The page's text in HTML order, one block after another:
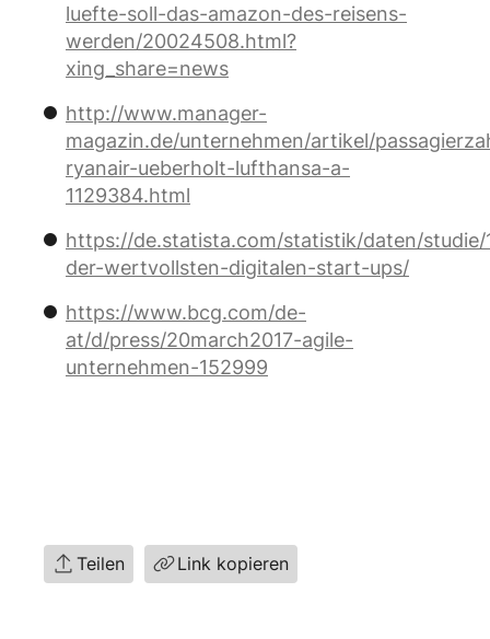
luefte-soll-das-amazon-des-reisens-
werden/20024508.html?
xing_share=news
http://www.manager-
magazin.de/unternehmen/artikel/
ryanair-ueberholt-lufthansa-a-
1129384.html
https://de.statista.com/statistik/daten/
der-wertvollsten-digitalen-start-ups/
https://www.bcg.com/de-
at/d/press/20march2017-agile-
unternehmen-152999
Teilen Link kopieren